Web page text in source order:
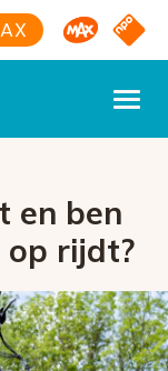
Omroep
NPO
en ben
op rijdt?